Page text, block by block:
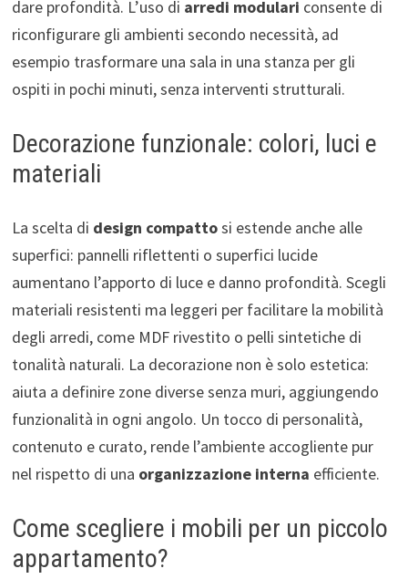
dare profondità. L’uso di arredi modulari consente di
riconfigurare gli ambienti secondo necessità, ad
esempio trasformare una sala in una stanza per gli
ospiti in pochi minuti, senza interventi strutturali.
Decorazione funzionale: colori, luci e
materiali
La scelta di design compattosi estende anche alle
superfici: pannelli riflettenti o superfici lucide
aumentano l’apporto di luce e danno profondità. Scegli
materiali resistenti ma leggeri per facilitare la mobilità
degli arredi, come MDF rivestito o pelli sintetiche di
tonalità naturali. La decorazione non è solo estetica:
aiuta a definire zone diverse senza muri, aggiungendo
funzionalità in ogni angolo. Un tocco di personalità,
contenuto e curato, rende l’ambiente accogliente pur
nel rispetto di una organizzazione interna efficiente.
Come scegliere i mobili per un piccolo
appartamento?